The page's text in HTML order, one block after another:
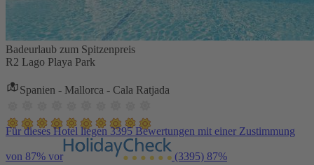
Badeurlaub zum Spitzenpreis
R2 Lago Playa Park
Spanien - Mallorca - Cala Ratjada
Für dieses Hotel liegen 3395 Bewertungen mit einer Zustimmung
von 87% vor (3395) 87%